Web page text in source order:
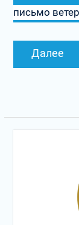
записям
письмо
Далее